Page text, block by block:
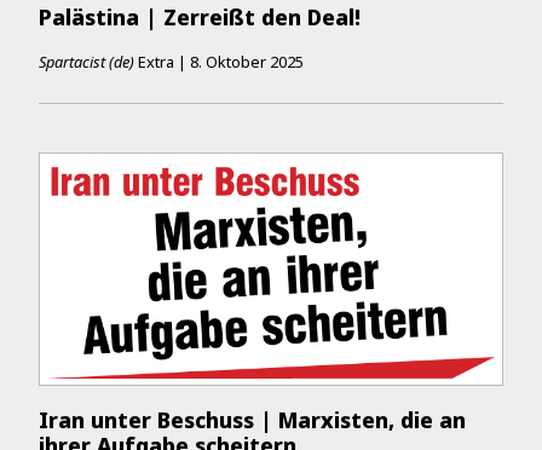
Palästina | Zerreißt den Deal!
Spartacist (de)Extra | 8. Oktober 2025
Iran unter Beschuss | Marxisten, die an